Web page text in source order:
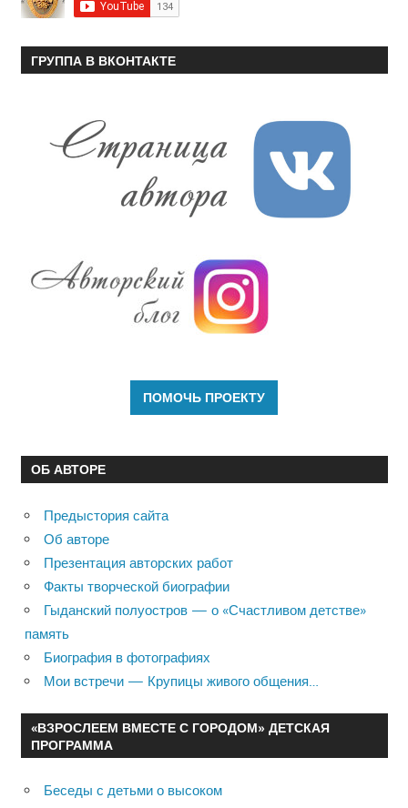
ГРУППА В ВКОНТАКТЕ
ОБ АВТОРЕ
Предыстория сайта
Об авторе
Презентация авторских работ
Факты творческой биографии
Гыданский полуостров — о «Счастливом детстве»
память
Биография в фотографиях
Мои встречи — Крупицы живого общения…
«ВЗРОСЛЕЕМ ВМЕСТЕ С ГОРОДОМ» ДЕТСКАЯ
ПРОГРАММА
Беседы с детьми о высоком